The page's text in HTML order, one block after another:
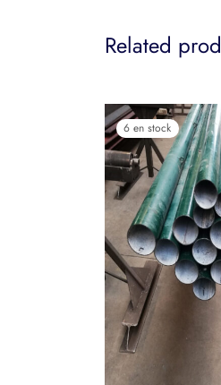
Related
6 en stock